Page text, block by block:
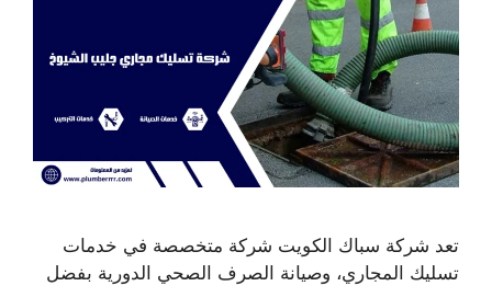
تعد شركة سباك الكويت شركة متخصصة في خدمات
تسليك المجاري، وصيانة الصرف الصحي الدورية بفضل